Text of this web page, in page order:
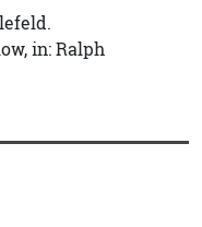
in: Ralph